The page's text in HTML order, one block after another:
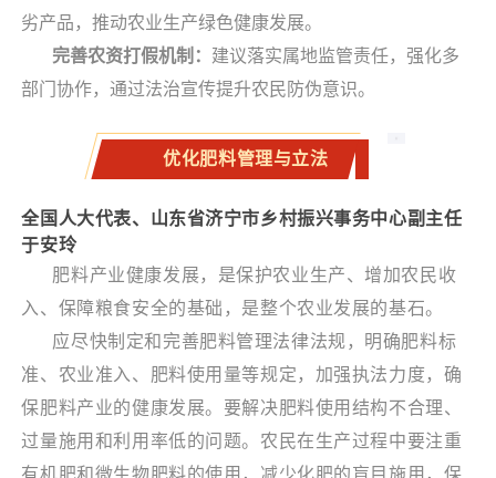
劣产品，推动农业生产绿色健康发展。
完善农资打假机制： 建议落实属地监管责任，强化多
部门协作，通过法治宣传提升农民防伪意识。
优化肥料管理与立法
全国人大代表、山东省济宁市乡村振兴事务中心副主任
于安玲
肥料产业健康发展，是保护农业生产、增加农民收
入、保障粮食安全的基础，是整个农业发展的基石。
应尽快制定和完善肥料管理法律法规，明确肥料标
准、农业准入、肥料使用量等规定，加强执法力度，确
保肥料产业的健康发展。要解决肥料使用结构不合理、
过量施用和利用率低的问题。农民在生产过程中要注重